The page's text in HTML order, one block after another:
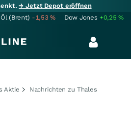
→ Jetzt Depot eröffnen
Öl (Brent) -1,53% Dow Jones +0,25%
Aktie Nachrichten zu Thales